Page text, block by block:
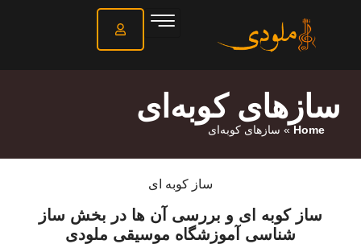
سازهای کوبه‌ای
Home
» سازهای کوبه‌ای
ساز کوبه ای
ساز کوبه ای و بررسی آن ها در بخش ساز
شناسی آموزشگاه موسیقی ملودی